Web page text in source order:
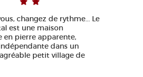
changez de rythme... Le
est une maison
en pierre apparente,
dans un
petit village de